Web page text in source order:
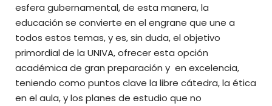
esfera gubernamental, de esta manera, la
educación se convierte en el engrane que une a
todos estos temas, y es, sin duda, el objetivo
primordial de la UNIVA, ofrecer esta opción
académica de gran preparación y en excelencia,
teniendo como puntos clave la libre cátedra, la ética
en el aula, y los planes de estudio que no